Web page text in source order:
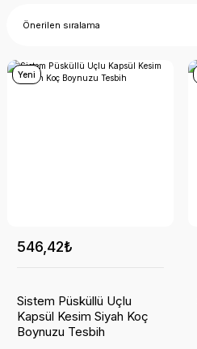
Yeni
546,42₺
Sistem Püsküllü Uçlu
Kapsül Kesim Siyah Koç
Boynuzu Tesbih